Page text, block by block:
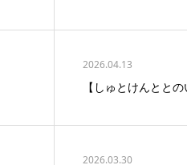
2026.04.13
【しゅとけんとと
2026.03.30